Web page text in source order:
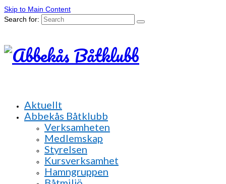
Skip to Main Content
Search for:
Aktuellt
Abbekås Båtklubb
Verksamheten
Medlemskap
Styrelsen
Kursverksamhet
Hamngruppen